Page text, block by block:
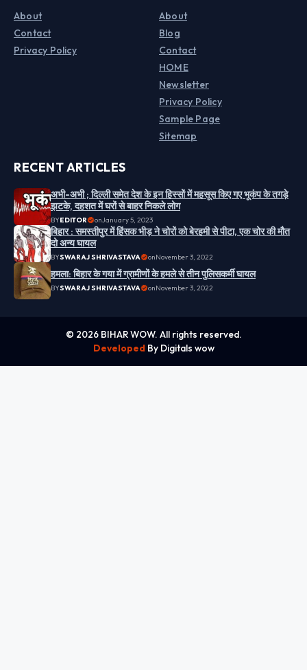
About
Contact
Privacy Policy
About
Blog
Contact
HOME
Newsletter
Privacy Policy
Sample Page
Sitemap
RECENT ARTICLES
अभी-अभी ; दिल्ली समेत देश के इन हिस्सों में महसूस किए गए भूकंप के तगड़े
झटके, दहशत में घरों से बाहर निकले लोग
BYEDITOR onJanuary 5, 2023
बिहार : समस्तीपुर में हिंसक भीड़ ने चोरों को बेरहमी से पीटा, एक चोर की मौत
दो अन्य घायल
BYSWARAJ SHRIVASTAVA onNovember 3, 2022
हमला: बिहार के गया में ग्रामीणों के हमले से तीन पुलिसकर्मी घायल
BYSWARAJ SHRIVASTAVA onNovember 3, 2022
© 2026 BIHAR WOW. All rights reserved.
Developed By Digitals wow